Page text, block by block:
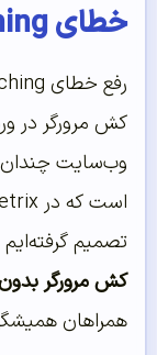
خطای leverage browser caching
کش مرورگر در
وب‌سایت چندان
تصمیم
کش مرورگر
همراهان